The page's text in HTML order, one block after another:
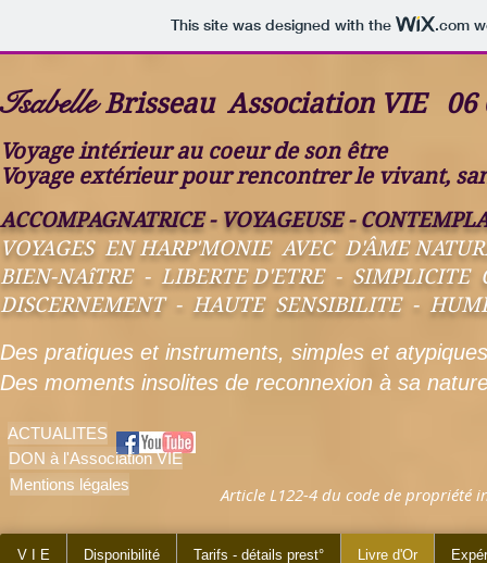
This site was designed with the .com
Isabelle Brisseau Association VIE 06
Voyage intérieur au coeur de son être
Voyage extérieur pour rencontrer le vivant,
ACCOMPAGNATRICE - VOYAGEUSE -
VOYAGES EN HARP'MONIE AVEC D'ÂME
BIEN-NAîTRE - LIBERTE D'ETRE - SIMPLICITE
DISCERNEMENT - HAUTE SENSIBILITE -
Des pratiques et instruments, simples et atypiques
Des moments insolites de reconnexion à sa
ACTUALITES
DON à l'Association VIE
Mentions légales
Article L122-4 du code de propriété
V I E Disponibilité Tarifs - détails prest° Livre d'Or